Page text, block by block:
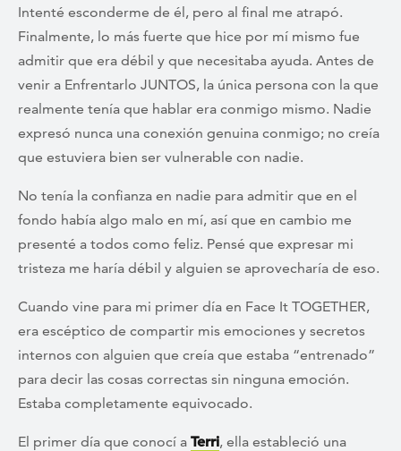
Intenté esconderme de él, pero al final me atrapó.
Finalmente, lo más fuerte que hice por mí mismo fue
admitir que era débil y que necesitaba ayuda. Antes de
venir a Enfrentarlo JUNTOS, la única persona con la que
realmente tenía que hablar era conmigo mismo. Nadie
expresó nunca una conexión genuina conmigo; no creía
que estuviera bien ser vulnerable con nadie.
No tenía la confianza en nadie para admitir que en el
fondo había algo malo en mí, así que en cambio me
presenté a todos como feliz. Pensé que expresar mi
tristeza me haría débil y alguien se aprovecharía de eso.
Cuando vine para mi primer día en Face It TOGETHER,
era escéptico de compartir mis emociones y secretos
internos con alguien que creía que estaba “entrenado”
para decir las cosas correctas sin ninguna emoción.
Estaba completamente equivocado.
El primer día que conocí a Terri, ella estableció una